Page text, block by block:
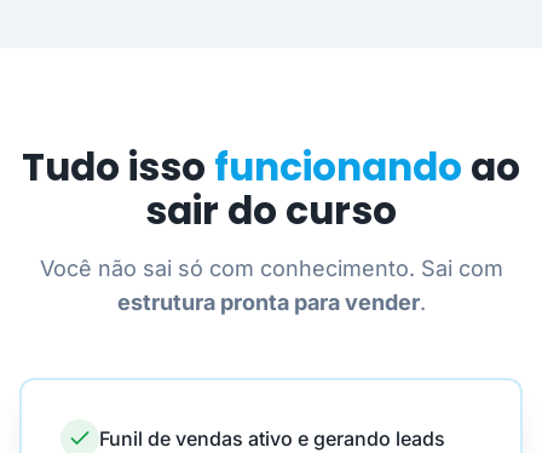
Tudo isso funcionando ao
sair do curso
Você não sai só com conhecimento. Sai com
estrutura pronta para vender.
Funil de vendas ativo e gerando leads